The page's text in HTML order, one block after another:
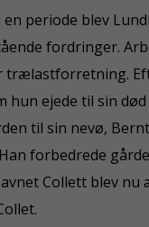
periode blev
fordringer.
trælastforretning.
hun ejede til sin
til sin nevø,
forbedrede
Collett blev nu